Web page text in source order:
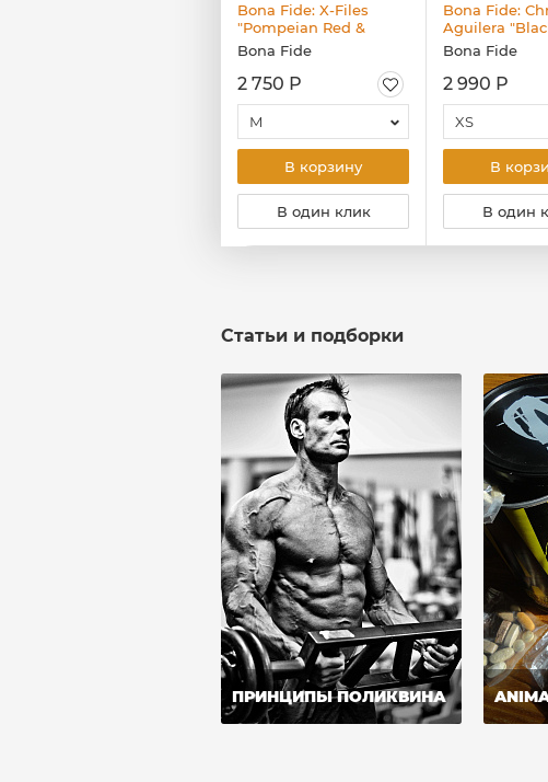
Bona Fide: X-Files
"Pompeian Red &
Marshmallow"
Bona Fide
2 750 Р
M
В корзину
В один клик
Bona Fide:
Aguilera
Bona Fide
2 990 Р
XS
В
В один
Статьи и подборки
ПРИНЦИПЫ ПОЛИКВИНА